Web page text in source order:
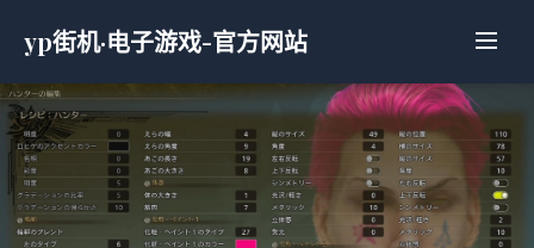
yp街机·电子游戏-官方网站